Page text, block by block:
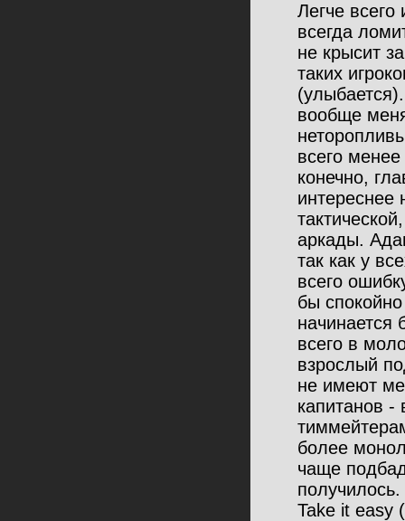
Легче всего
всегда
не крысит
таких
вообще
всего
конечно,
интереснее
аркады.
так как у
всего
бы
начинается
всего в
взрослый
не имеют
капитанов
более
чаще
Take it easy